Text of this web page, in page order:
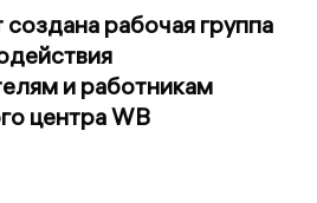
рабочая группа
и работникам
центра WB